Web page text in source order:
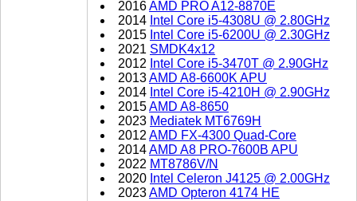
2016AMD PRO A12-8870E
2014 Intel Core i5-4308U @ 2.80GHz
2015 Intel Core i5-6200U @ 2.30GHz
2021 SMDK4x12
2012 Intel Core i5-3470T @ 2.90GHz
2013AMD A8-6600K APU
2014 Intel Core i5-4210H @ 2.90GHz
2015AMD A8-8650
2023 Mediatek MT6769H
2012AMD FX-4300 Quad-Core
2014AMD A8 PRO-7600B APU
2022 MT8786V/N
2020 Intel Celeron J4125 @ 2.00GHz
2023AMD Opteron 4174 HE